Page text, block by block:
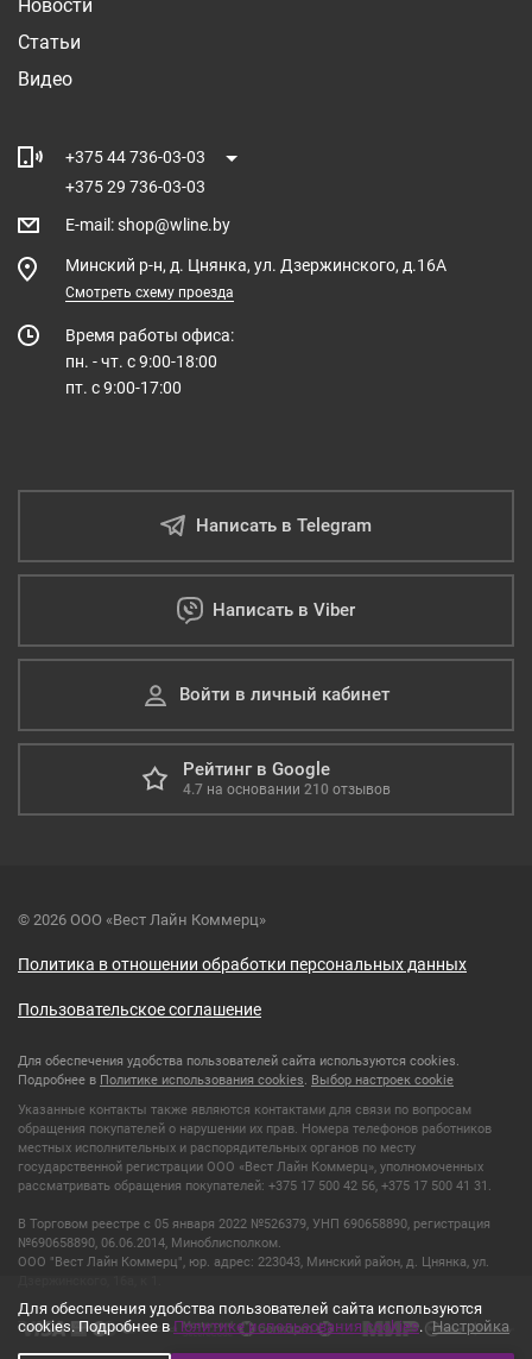
Новости
Статьи
Видео
+375 44 736-03-03
+375 29 736-03-03
E-mail :shop@wline.by
Минский р-н, д. Цнянка, ул. Дзержинского, д.16А
Смотреть схему проезда
Время работы офиса:
пн. - чт. с 9:00-18:00
пт. с 9:00-17:00
Написать в Telegram
Написать в Viber
Войти в личный кабинет
Рейтинг в Google
4.7 на основании 210 отзывов
© 2026 ООО «Вест Лайн Коммерц»
Политика в отношении обработки персональных данных
Пользовательское соглашение
Для обеспечения удобства пользователей сайта используются cookies.
Подробнее в Политике использования cookies. Выбор настроек cookie
Указанные контакты также являются контактами для связи по вопросам
обращения покупателей о нарушении их прав. Номера телефонов работников
местных исполнительных и распорядительных органов по месту
государственной регистрации ООО «Вест Лайн Коммерц», уполномоченных
рассматривать обращения покупателей: +375 17 500 42 56, +375 17 500 41 31.
В Торговом реестре с 05 января 2022 №526379, УНП 690658890, регистрация
№690658890, 06.06.2014, Миноблисполком.
ООО "Вест Лайн Коммерц", юр. адрес: 223043, Минский район, д. Цнянка, ул.
Для обеспечения удобства пользователей сайта используются
cookies. Подробнее в Политике использования cookies. Настройка